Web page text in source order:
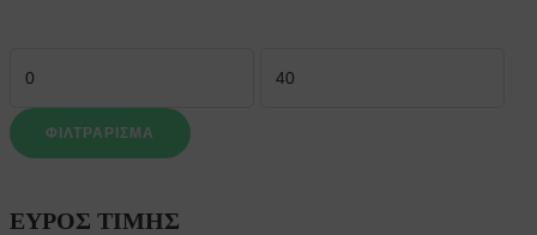
παραλλαγές.
Οι
επιλογές
να
ΦΙΛΤΡΆΡΙΣΜΑ
ΕΎΡΟΣ ΤΙΜΉΣ